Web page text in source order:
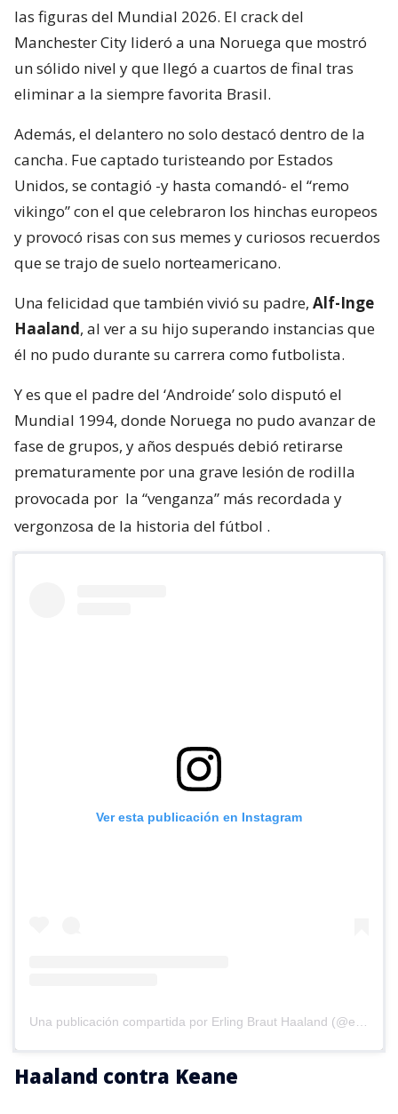
las figuras del Mundial 2026. El crack del
Manchester City lideró a una Noruega que mostró
un sólido nivel y que llegó a cuartos de final tras
eliminar a la siempre favorita Brasil.
Además, el delantero no solo destacó dentro de la
cancha. Fue captado turisteando por Estados
Unidos, se contagió -y hasta comandó- el “remo
vikingo” con el que celebraron los hinchas europeos
y provocó risas con sus memes y curiosos recuerdos
que se trajo de suelo norteamericano.
Una felicidad que también vivió su padre, Alf-Inge
Haaland, al ver a su hijo superando instancias que
él no pudo durante su carrera como futbolista.
Y es que el padre del ‘Androide’ solo disputó el
Mundial 1994, donde Noruega no pudo avanzar de
fase de grupos, y años después debió retirarse
prematuramente por una grave lesión de rodilla
provocada por la “venganza” más recordada y
vergonzosa de la historia del fútbol .
Ver esta publicación en Instagram
Una publicación compartida por Erling Braut Haaland (@erling)
Haaland contra Keane